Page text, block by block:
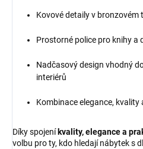
Kovové detaily v bronzovém
Prostorné police pro knihy a
Nadčasový design vhodný
interiérů
Kombinace elegance,
Díky spojení kvality, elegance a
volbu pro ty, kdo hledají nábytek s